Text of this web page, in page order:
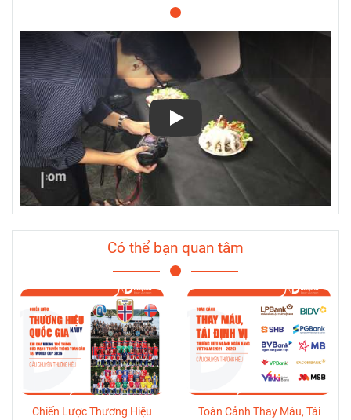
Play
Có thể bạn quan tâm
Chiến Lược Thương Hiệu
Toàn Cảnh Thay Máu, Tái